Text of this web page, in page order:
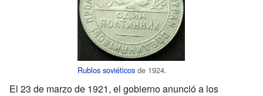
Rublos soviéticosde 1924.
El 23 de marzo de 1921, el gobierno anunció a los